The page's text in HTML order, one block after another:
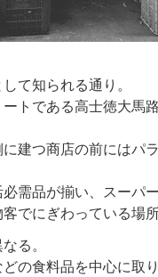
て知られる通り。
トである高士徳大馬
建つ商店の前にはパ
需品が揃い、スーパ
でにぎわっている場所
る。
の食料品を中心に取